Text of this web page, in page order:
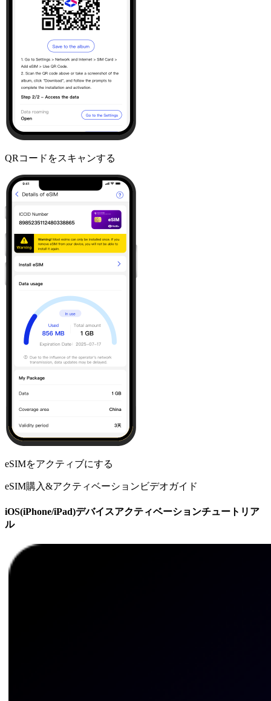
QRコードをスキャンする
eSIMをアクティブにする
eSIM購入&アクティベーションビデオガイド
iOS(iPhone/iPad)デバイスアクティベーションチュートリア
ル